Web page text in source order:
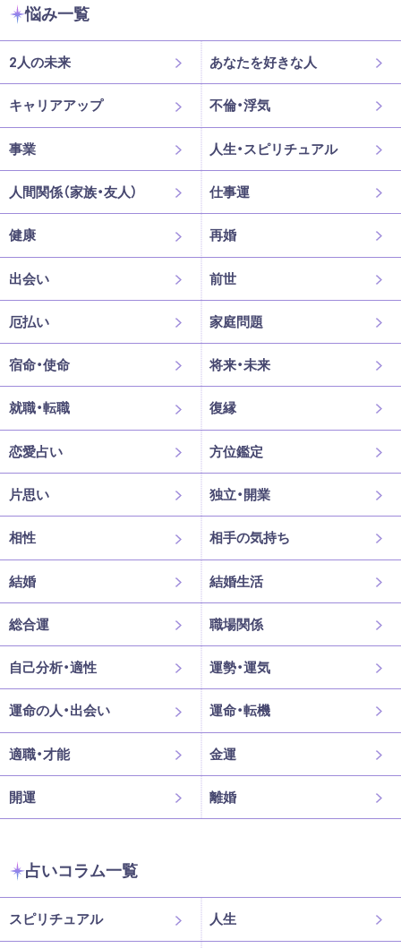
悩み一覧
2人の未来 あなたを好きな人
キャリアアップ 不倫・浮気
事業 人生・スピリチュアル
人間関係（家族・友人） 仕事運
健康 再婚
出会い 前世
厄払い 家庭問題
宿命・使命 将来・未来
就職・転職 復縁
恋愛占い 方位鑑定
片思い 独立・開業
相性 相手の気持ち
結婚 結婚生活
総合運 職場関係
自己分析・適性 運勢・運気
運命の人・出会い 運命・転機
適職・才能 金運
開運 離婚
占いコラム一覧
スピリチュアル 人生